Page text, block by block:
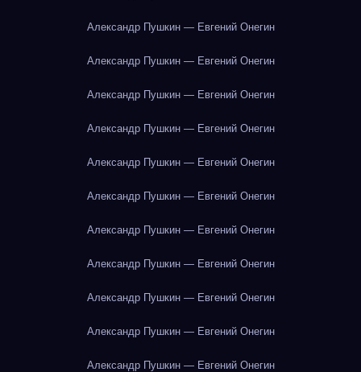
Александр Пушкин — Евгений Онегин
Александр Пушкин — Евгений Онегин
Александр Пушкин — Евгений Онегин
Александр Пушкин — Евгений Онегин
Александр Пушкин — Евгений Онегин
Александр Пушкин — Евгений Онегин
Александр Пушкин — Евгений Онегин
Александр Пушкин — Евгений Онегин
Александр Пушкин — Евгений Онегин
Александр Пушкин — Евгений Онегин
Александр Пушкин — Евгений Онегин